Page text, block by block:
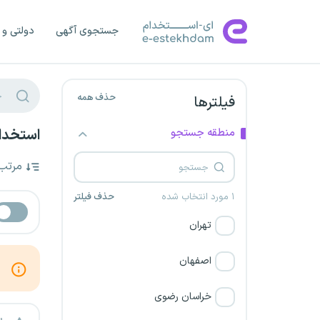
جستجوی آگهی دولتی
فیلترها حذف همه
منطقه جستجو
۱ مورد انتخاب شده حذف فیلتر
تهران
اصفهان
خراسان رضوی